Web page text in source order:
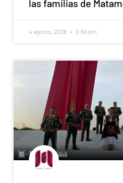
las familias de
4 agosto, 2026 2:50 pm